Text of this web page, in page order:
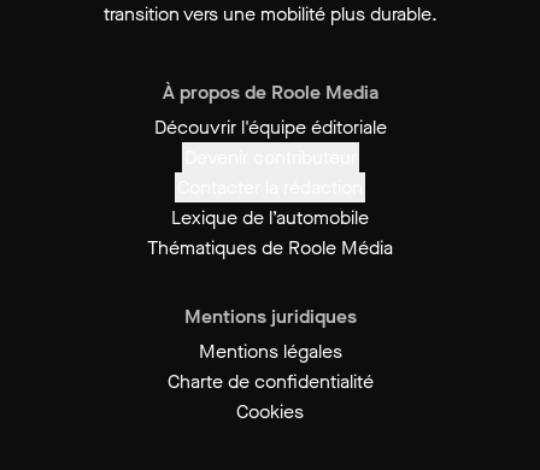
transition vers une mobilité plus durable.
À propos de Roole Media
Découvrir l'équipe éditoriale
Lexique de l’automobile
Thématiques de Roole Média
Mentions juridiques
Mentions légales
Charte de confidentialité
Cookies